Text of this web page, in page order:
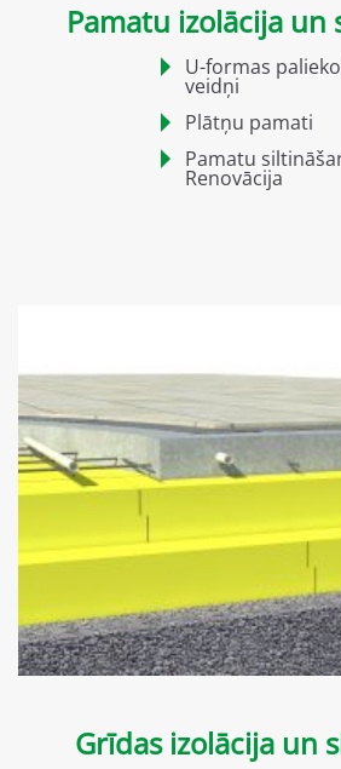
Pamatu izolācija un
U-formas
veidņi
Plātņu pamati
Pamatu
Renovācija
Grīdas izolācija un